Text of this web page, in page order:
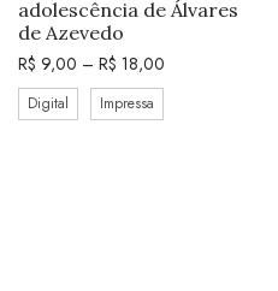
adolescência de Álvares
de Azevedo
R$ 9,00 – R$ 18,00
Digital Impressa